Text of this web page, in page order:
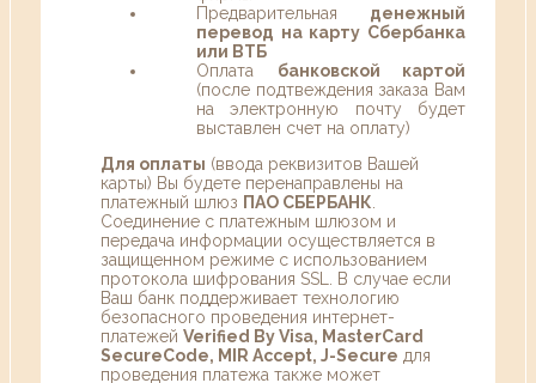
Предварительная денежный
перевод на карту Сбербанка
или ВТБ
Оплата банковской картой
(после подтвеждения заказа Вам
на электронную почту будет
выставлен счет на оплату)
Для оплаты (ввода реквизитов Вашей
карты) Вы будете перенаправлены на
платежный шлюз ПАО СБЕРБАНК
Соединение с платежным шлюзом и
передача информации осуществляется в
защищенном режиме с использованием
протокола шифрования SSL. В случае если
Ваш банк поддерживает технологию
безопасного проведения интернет-
платежей Verified By Visa, MasterCard
SecureCode, MIR Accept, J-Secure для
проведения платежа также может